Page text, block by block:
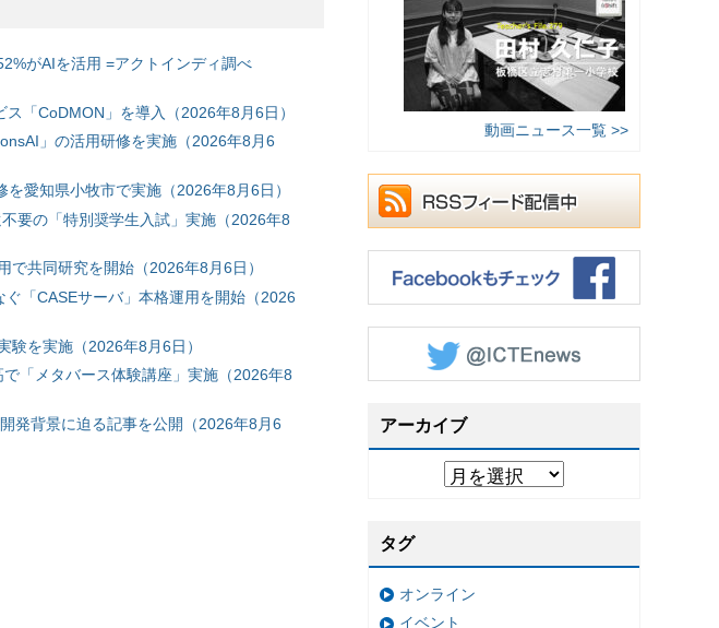
がAIを活用 =アクトインディ調べ
「CoDMON」を導入（2026年8月6日）
」の活用研修を実施（2026年8月6
愛知県小牧市で実施（2026年8月6日）
要の「特別奨学生入試」実施（2026年8
共同研究を開始（2026年8月6日）
「CASEサーバ」本格運用を開始（2026
を実施（2026年8月6日）
「メタバース体験講座」実施（2026年8
発背景に迫る記事を公開（2026年8月6
動画ニュース一覧 >>
アーカイブ
タグ
オンライン
イベント